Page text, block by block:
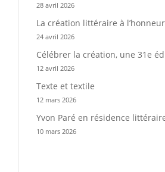
28 avril 2026
La création littéraire à
24 avril 2026
Célébrer la création, une 31e
12 avril 2026
Texte et textile
12 mars 2026
Yvon Paré en résidence
10 mars 2026